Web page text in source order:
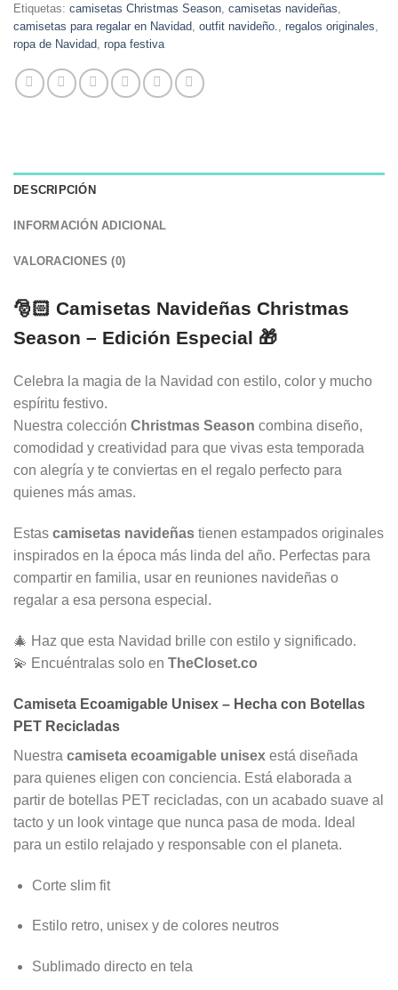
Etiquetas: camisetas Christmas Season camisetas navideñas
camisetas para regalar en Navidad outfit navideño. regalos originales
ropa de Navidad ropa festiva
DESCRIPCIÓN
INFORMACIÓN ADICIONAL
VALORACIONES (0)
🎅🏻 Camisetas Navideñas Christmas
Season – Edición Especial 🎁
Celebra la magia de la Navidad con estilo, color y mucho
espíritu festivo.
Nuestra colección Christmas Season combina diseño,
comodidad y creatividad para que vivas esta temporada
con alegría y te conviertas en el regalo perfecto para
quienes más amas.
Estas camisetas navideñas tienen estampados originales
inspirados en la época más linda del año. Perfectas para
compartir en familia, usar en reuniones navideñas o
regalar a esa persona especial.
🎄 Haz que esta Navidad brille con estilo y significado.
💫 Encuéntralas solo en TheCloset.co
Camiseta Ecoamigable Unisex – Hecha con Botellas
PET Recicladas
Nuestra camiseta ecoamigable unisex está diseñada
para quienes eligen con conciencia. Está elaborada a
partir de botellas PET recicladas, con un acabado suave al
tacto y un look vintage que nunca pasa de moda. Ideal
para un estilo relajado y responsable con el planeta.
Corte slim fit
Estilo retro, unisex y de colores neutros
Sublimado directo en tela